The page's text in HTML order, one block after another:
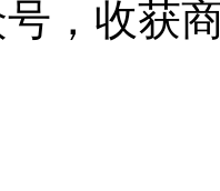
，收获